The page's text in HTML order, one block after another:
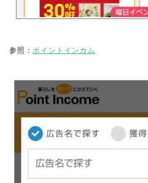
参照：ポイントインカム